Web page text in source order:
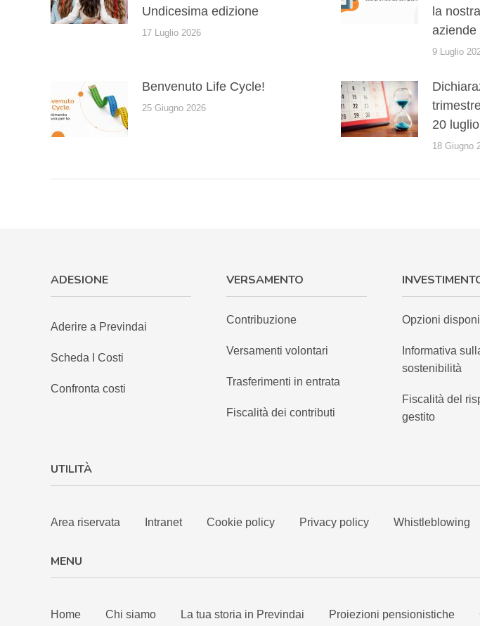
Undicesima edizione
17 Luglio 2026
la
aziende
9 Luglio
Benvenuto Life Cycle!
25 Giugno 2026
20
18 Giugno
ADESIONE
Aderire a Previndai
Scheda I Costi
Confronta costi
VERSAMENTO
Contribuzione
Versamenti volontari
Trasferimenti in entrata
Fiscalità dei contributi
Opzioni
Informativa
sostenibilità
Fiscalità del
gestito
UTILITÀ
Area riservata Intranet Cookie policy Privacy policy Whistleblowing
MENU
Home Chi siamo La tua storia in Previndai Proiezioni pensionistiche